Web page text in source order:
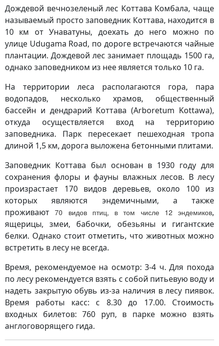
Дождевой вечнозеленый лес Коттава Комбала, чаще
называемый просто заповедник Коттава, находится в
10 км от Унаватуны, доехать до него можно по
улице Udugama Road, по дороге встречаются чайные
плантации. Дождевой лес занимает площадь 1500 га,
однако заповедником из нее является только 10 га.
На территории леса располагаются гора, пара
водопадов, несколько храмов, общественный
бассейн и дендрарий Коттава (Arboretum Kottawa),
откуда осуществляется вход на территорию
заповедника. Парк пересекает пешеходная тропа
длиной 1,5 км, дорога выложена бетонными плитами.
Заповедник Коттава был основан в 1930 году для
сохранения флоры и фауны влажных лесов. В лесу
произрастает 170 видов деревьев, около 100 из
которых являются эндемичными, а также
проживают70 видов птиц, в том числе 12 эндемиков,
ящерицы, змеи, бабочки, обезьяны и гигантские
белки. Однако стоит отметить, что животных можно
встретить в лесу не всегда.
Время, рекомендуемое на осмотр: 3-4 ч. Для похода
по лесу рекомендуется взять с собой питьевую воду и
надеть закрытую обувь из-за наличия в лесу пиявок.
Время работы касс: с 8.30 до 17.00. Стоимость
входных билетов: 760 руп, в парке можно взять
англоговорящего гида.